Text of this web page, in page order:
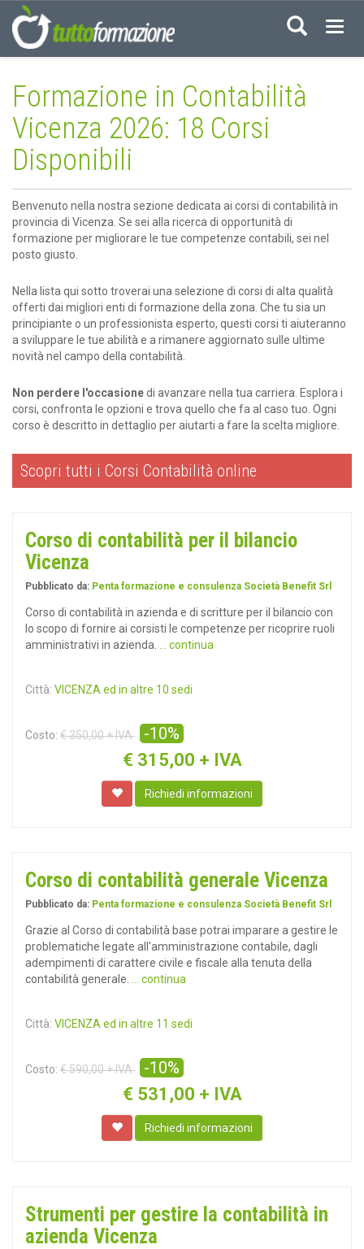
Formazione in Contabilità
Vicenza 2026: 18 Corsi
Disponibili
Benvenuto nella nostra sezione dedicata ai corsi di contabilità in
provincia di Vicenza. Se sei alla ricerca di opportunità di
formazione per migliorare le tue competenze contabili, sei nel
posto giusto.
Nella lista qui sotto troverai una selezione di corsi di alta qualità
offerti dai migliori enti di formazione della zona. Che tu sia un
principiante o un professionista esperto, questi corsi ti aiuteranno
a sviluppare le tue abilità e a rimanere aggiornato sulle ultime
novità nel campo della contabilità.
Non perdere l'occasionedi avanzare nella tua carriera. Esplora i
corsi, confronta le opzioni e trova quello che fa al caso tuo. Ogni
corso è descritto in dettaglio per aiutarti a fare la scelta migliore.
Scopri tutti i Corsi Contabilità online
Corso di contabilità per il bilancio
Vicenza
Pubblicato da: Penta formazione e consulenza Società Benefit Srl
Corso di contabilità in azienda e di scritture per il bilancio con
lo scopo di fornire ai corsisti le competenze per ricoprire ruoli
amministrativi in azienda.
... continua
Città: VICENZA ed in altre 10 sedi
Costo: € 350,00 + IVA -10%
€ 315,00 + IVA
Richiedi informazioni
Corso di contabilità generale Vicenza
Pubblicato da: Penta formazione e consulenza Società Benefit Srl
Grazie al Corso di contabilità base potrai imparare a gestire le
problematiche legate all'amministrazione contabile, dagli
adempimenti di carattere civile e fiscale alla tenuta della
contabilità generale.
... continua
Città: VICENZA ed in altre 11 sedi
Costo: € 590,00 + IVA -10%
€ 531,00 + IVA
Richiedi informazioni
Strumenti per gestire la contabilità in
azienda Vicenza